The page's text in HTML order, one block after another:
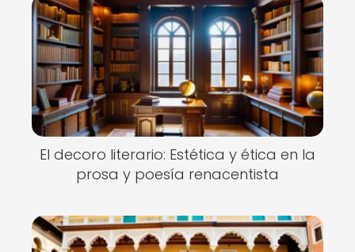
El decoro literario: Estética y ética en la
prosa y poesía renacentista